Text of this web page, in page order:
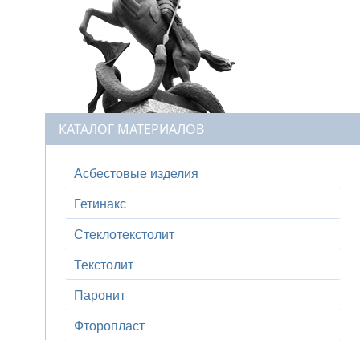
КАТАЛОГ МАТЕРИАЛОВ
Асбестовые изделия
Гетинакс
Стеклотекстолит
Текстолит
Паронит
Фторопласт